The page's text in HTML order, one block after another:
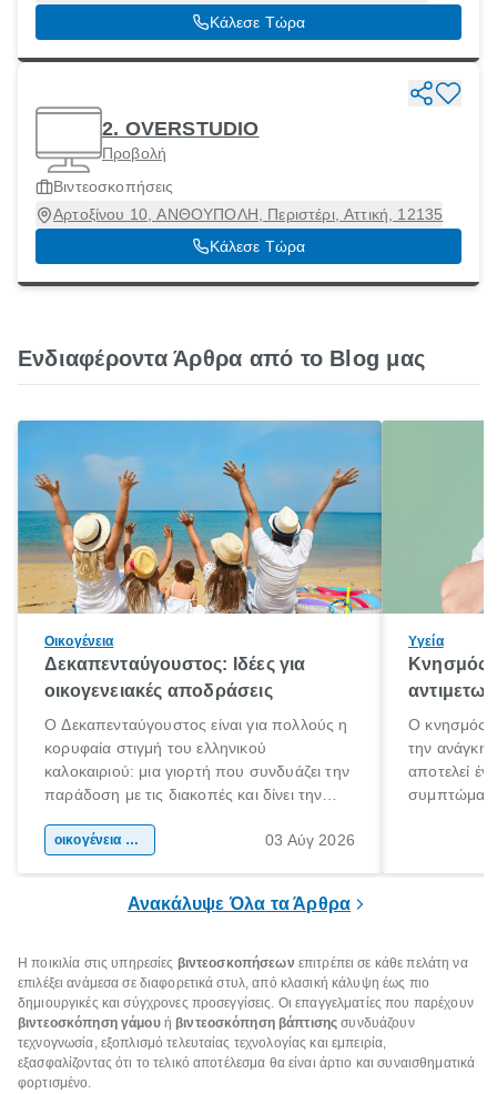
Κάλεσε Τώρα
2. OVERSTUDIO
Προβολή
Βιντεοσκοπήσεις
Αρτοξίνου 10, ΑΝΘΟΥΠΟΛΗ, Περιστέρι, Αττική, 12135
Κάλεσε Τώρα
Ενδιαφέροντα Άρθρα από το Blog μας
Οικογένεια
Δεκαπενταύγουστος: Ιδέες για
οικογενειακές αποδράσεις
Ο Δεκαπενταύγουστος είναι για πολλούς η
κορυφαία στιγμή του ελληνικού
καλοκαιριού: μια γιορτή που συνδυάζει την
παράδοση με τις διακοπές και δίνει την
χώρας. Είτε πρόκειται για λίγες μέρες
οικογένεια & παιδί 03 Αύγ 2026
Υγεία
Κνησμός:
Ο κνησμός
την ανάγκη
αποτελεί
Ανακάλυψε Όλα τα Άρθρα
Η ποικιλία στις υπηρεσίες βιντεοσκοπήσεων επιτρέπει σε κάθε πελάτη να
επιλέξει ανάμεσα σε διαφορετικά στυλ, από κλασική κάλυψη έως πιο
δημιουργικές και σύγχρονες προσεγγίσεις. Οι επαγγελματίες που παρέχουν
βιντεοσκόπηση γάμουήβιντεοσκόπηση βάπτισης συνδυάζουν
τεχνογνωσία, εξοπλισμό τελευταίας τεχνολογίας και εμπειρία,
εξασφαλίζοντας ότι το τελικό αποτέλεσμα θα είναι άρτιο και συναισθηματικά
φορτισμένο.